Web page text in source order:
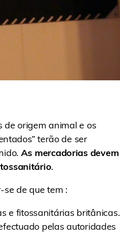
de origem animal e os
terão de ser
As mercadorias devem
.
de que tem :
e fitossanitárias britânicas.
pelas autoridades